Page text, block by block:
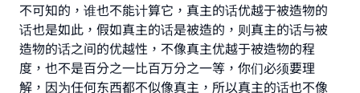
不可知的，谁也不能计算它，真主的话优越于被造物的
话也是如此，假如真主的话是被造的，则真主的话与被
造物的话之间的优越性，不像真主优越于被造物的程
度，也不是百分之一比百万分之一等，你们必须要理
解，因为任何东西都不似像真主，所以真主的话也不像